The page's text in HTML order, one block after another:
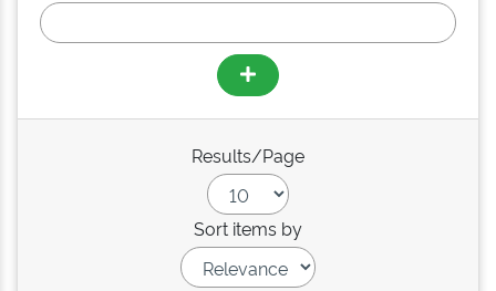
Results/Page
Sort items by